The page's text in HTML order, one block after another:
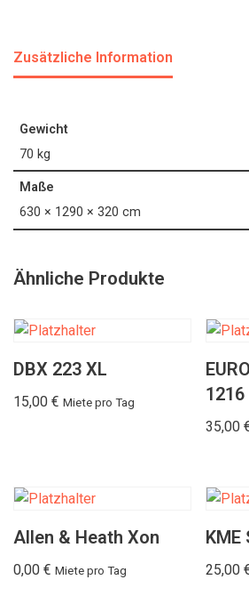
Zusätzliche Information
Gewicht
70 kg
Maße
630 × 1290 × 320 cm
Ähnliche Produkte
DBX 223 XL
15,00 € Miete pro Tag
1216
35,00
Allen & Heath Xon
0,00 € Miete pro Tag
KME
25,00